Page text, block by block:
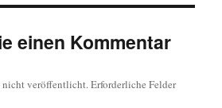
einen Kommentar
nicht veröffentlicht.Erforderliche Felder